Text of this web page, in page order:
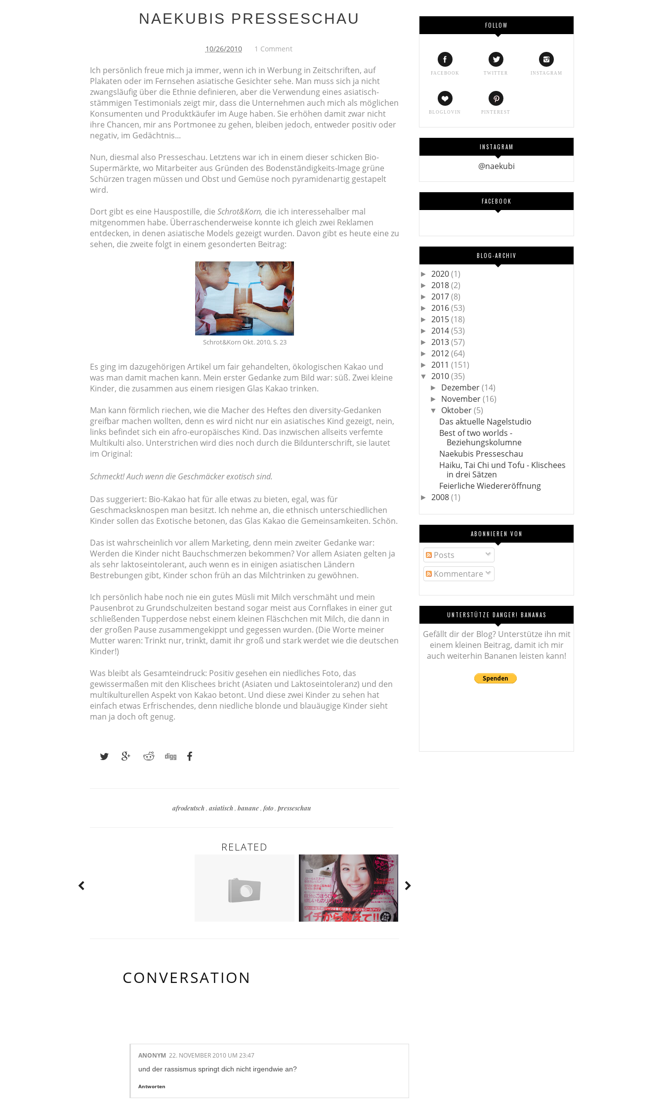
NAEKUBIS PRESSESCHAU
10/26/2010 1 Comment
Ich persönlich freue mich ja immer, wenn ich in Werbung in Zeitschriften, auf
Plakaten oder im Fernsehen asiatische Gesichter sehe. Man muss sich ja nicht
zwangsläufig über die Ethnie definieren, aber die Verwendung eines asiatisch-
stämmigen Testimonials zeigt mir, dass die Unternehmen auch mich als möglichen
Konsumenten und Produktkäufer im Auge haben. Sie erhöhen damit zwar nicht
ihre Chancen, mir ans Portmonee zu gehen, bleiben jedoch, entweder positiv oder
negativ, im Gedächtnis...
Nun, diesmal also Presseschau. Letztens war ich in einem dieser schicken Bio-
Supermärkte, wo Mitarbeiter aus Gründen des Bodenständigkeits-Image grüne
Schürzen tragen müssen und Obst und Gemüse noch pyramidenartig gestapelt
wird.
Dort gibt es eine Hauspostille, die Schrot&Korn, die ich interessehalber mal
mitgenommen habe. Überraschenderweise konnte ich gleich zwei Reklamen
entdecken, in denen asiatische Models gezeigt wurden. Davon gibt es heute eine zu
sehen, die zweite folgt in einem gesonderten Beitrag:
Schrot&Korn Okt. 2010, S. 23
Es ging im dazugehörigen Artikel um fair gehandelten, ökologischen Kakao und
was man damit machen kann. Mein erster Gedanke zum Bild war: süß. Zwei kleine
Kinder, die zusammen aus einem riesigen Glas Kakao trinken.
Man kann förmlich riechen, wie die Macher des Heftes den diversity-Gedanken
greifbar machen wollten, denn es wird nicht nur ein asiatisches Kind gezeigt, nein,
links befindet sich ein afro-europäisches Kind. Das inzwischen allseits verfemte
Multikulti also. Unterstrichen wird dies noch durch die Bildunterschrift, sie lautet
im Original:
Schmeckt! Auch wenn die Geschmäcker exotisch sind.
Das suggeriert: Bio-Kakao hat für alle etwas zu bieten, egal, was für
Geschmacksknospen man besitzt. Ich nehme an, die ethnisch unterschiedlichen
Kinder sollen das Exotische betonen, das Glas Kakao die Gemeinsamkeiten. Schön.
Das ist wahrscheinlich vor allem Marketing, denn mein zweiter Gedanke war:
Werden die Kinder nicht Bauchschmerzen bekommen? Vor allem Asiaten gelten ja
als sehr laktoseintolerant, auch wenn es in einigen asiatischen Ländern
Bestrebungen gibt, Kinder schon früh an das Milchtrinken zu gewöhnen.
Ich persönlich habe noch nie ein gutes Müsli mit Milch verschmäht und mein
Pausenbrot zu Grundschulzeiten bestand sogar meist aus Cornflakes in einer gut
schließenden Tupperdose nebst einem kleinen Fläschchen mit Milch, die dann in
der großen Pause zusammengekippt und gegessen wurden. (Die Worte meiner
Mutter waren: Trinkt nur, trinkt, damit ihr groß und stark werdet wie die deutschen
Kinder!)
Was bleibt als Gesamteindruck: Positiv gesehen ein niedliches Foto, das
gewissermaßen mit den Klischees bricht (Asiaten und Laktoseintoleranz) und den
multikulturellen Aspekt von Kakao betont. Und diese zwei Kinder zu sehen hat
einfach etwas Erfrischendes, denn niedliche blonde und blauäugige Kinder sieht
man ja doch oft genug.
afrodeutsch,asiatisch,banane,foto,presseschau
RELATED
CONVERSATION
ANONYM 22. NOVEMBER 2010 UM 23:47
und der rassismus springt dich nicht irgendwie an?
Antworten
FOLLOW
FACEBOOK TWITTER INSTAGRAM
BLOGLOVIN PINTEREST
INSTAGRAM
@naekubi
FACEBOOK
BLOG-ARCHIV
► 2020(1)
► 2018(2)
► 2017(8)
► 2016(53)
► 2015(18)
► 2014(53)
► 2013(57)
► 2012(64)
► 2011(151)
▼ 2010(35)
► Dezember(14)
► November(16)
▼ Oktober(5)
Das aktuelle Nagelstudio
Best of two worlds -
Beziehungskolumne
Naekubis Presseschau
Haiku, Tai Chi und Tofu - Klischees
in drei Sätzen
Feierliche Wiedereröffnung
► 2008(1)
ABONNIEREN VON
Posts
Kommentare
UNTERSTÜTZE DANGER! BANANAS
Gefällt dir der Blog? Unterstütze ihn mit
einem kleinen Beitrag, damit ich mir
auch weiterhin Bananen leisten kann!